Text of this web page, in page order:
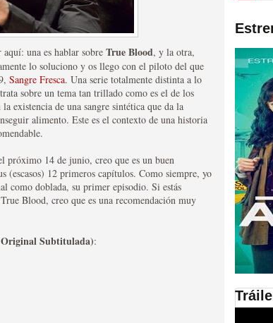
una es hablar sobre True Blood, y la otra,
lo soluciono y os llego con el piloto del que
Sangre Fresca. Una serie totalmente distinta a lo
sobre un tema tan trillado como es el de los
existencia de una sangre sintética que da la
alimento. Este es el contexto de una historia
próximo 14 de junio, creo que es un buen
(escasos) 12 primeros capítulos. Como siempre, yo
como doblada, su primer episodio. Si estás
Blood, creo que es una recomendación muy
Subtitulada):